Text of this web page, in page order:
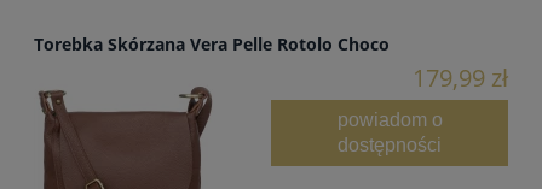
Torebka Skórzana Vera Pelle Rotolo Choco
179,99 zł
powiadom o
dostępności